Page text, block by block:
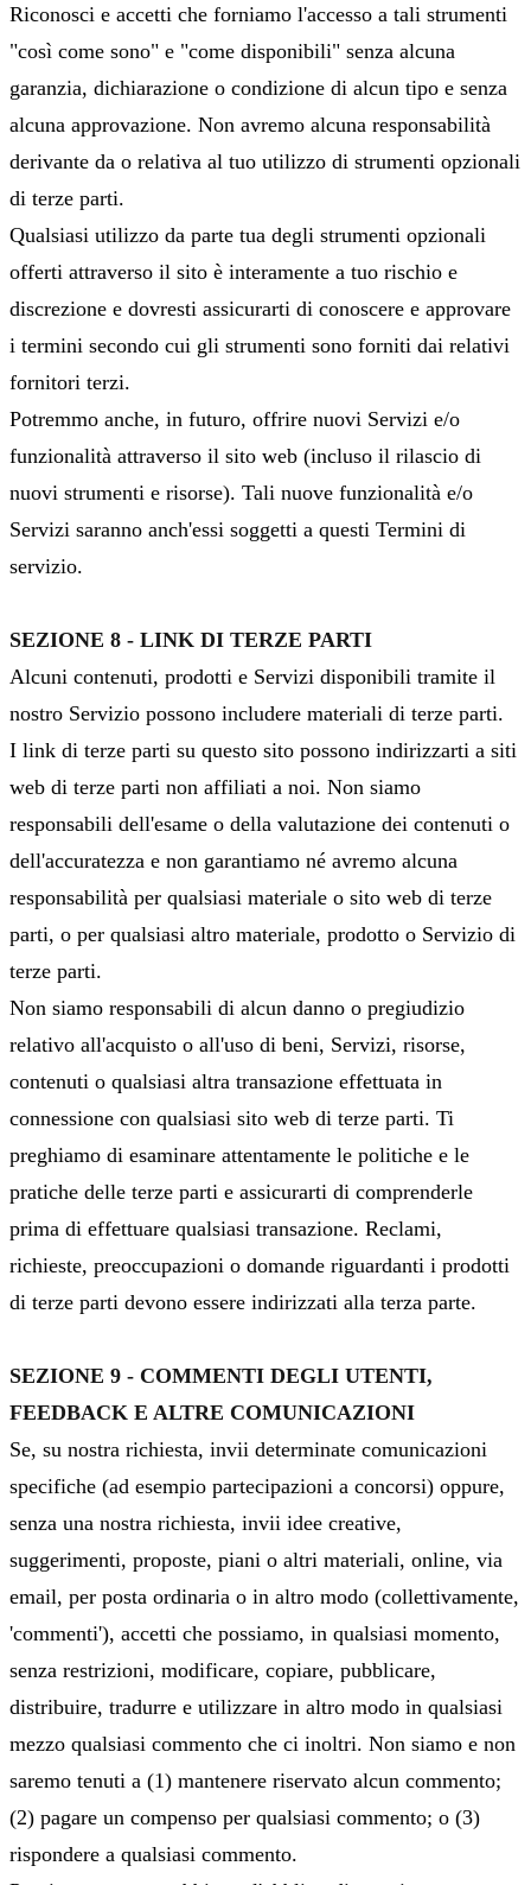
Riconosci e accetti che forniamo l'accesso a tali strumenti
"così come sono" e "come disponibili" senza alcuna
garanzia, dichiarazione o condizione di alcun tipo e senza
alcuna approvazione. Non avremo alcuna responsabilità
derivante da o relativa al tuo utilizzo di strumenti opzionali
di terze parti.
Qualsiasi utilizzo da parte tua degli strumenti opzionali
offerti attraverso il sito è interamente a tuo rischio e
discrezione e dovresti assicurarti di conoscere e approvare
i termini secondo cui gli strumenti sono forniti dai relativi
fornitori terzi.
Potremmo anche, in futuro, offrire nuovi Servizi e/o
funzionalità attraverso il sito web (incluso il rilascio di
nuovi strumenti e risorse). Tali nuove funzionalità e/o
Servizi saranno anch'essi soggetti a questi Termini di
servizio.
SEZIONE 8 - LINK DI TERZE PARTI
Alcuni contenuti, prodotti e Servizi disponibili tramite il
nostro Servizio possono includere materiali di terze parti.
I link di terze parti su questo sito possono indirizzarti a siti
web di terze parti non affiliati a noi. Non siamo
responsabili dell'esame o della valutazione dei contenuti o
dell'accuratezza e non garantiamo né avremo alcuna
responsabilità per qualsiasi materiale o sito web di terze
parti, o per qualsiasi altro materiale, prodotto o Servizio di
terze parti.
Non siamo responsabili di alcun danno o pregiudizio
relativo all'acquisto o all'uso di beni, Servizi, risorse,
contenuti o qualsiasi altra transazione effettuata in
connessione con qualsiasi sito web di terze parti. Ti
preghiamo di esaminare attentamente le politiche e le
pratiche delle terze parti e assicurarti di comprenderle
prima di effettuare qualsiasi transazione. Reclami,
richieste, preoccupazioni o domande riguardanti i prodotti
di terze parti devono essere indirizzati alla terza parte.
SEZIONE 9 - COMMENTI DEGLI UTENTI,
FEEDBACK E ALTRE COMUNICAZIONI
Se, su nostra richiesta, invii determinate comunicazioni
specifiche (ad esempio partecipazioni a concorsi) oppure,
senza una nostra richiesta, invii idee creative,
suggerimenti, proposte, piani o altri materiali, online, via
email, per posta ordinaria o in altro modo (collettivamente,
'commenti'), accetti che possiamo, in qualsiasi momento,
senza restrizioni, modificare, copiare, pubblicare,
distribuire, tradurre e utilizzare in altro modo in qualsiasi
mezzo qualsiasi commento che ci inoltri. Non siamo e non
saremo tenuti a (1) mantenere riservato alcun commento;
(2) pagare un compenso per qualsiasi commento; o (3)
rispondere a qualsiasi commento.